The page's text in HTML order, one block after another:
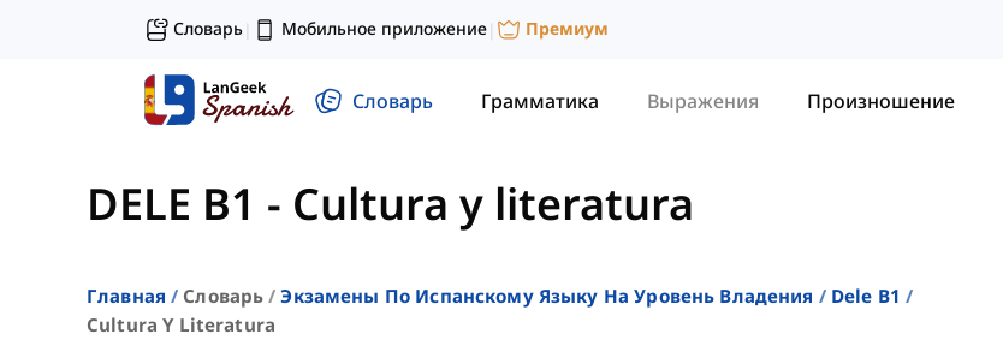
Словарь| Мобильное приложение| Премиум
Словарь Грамматика Выражения Произношение
DELE B1 - Cultura y literatura
Главная Словарь Экзамены По Испанскому Языку На Уровень Владения
Dele B1
Cultura Y Literatura